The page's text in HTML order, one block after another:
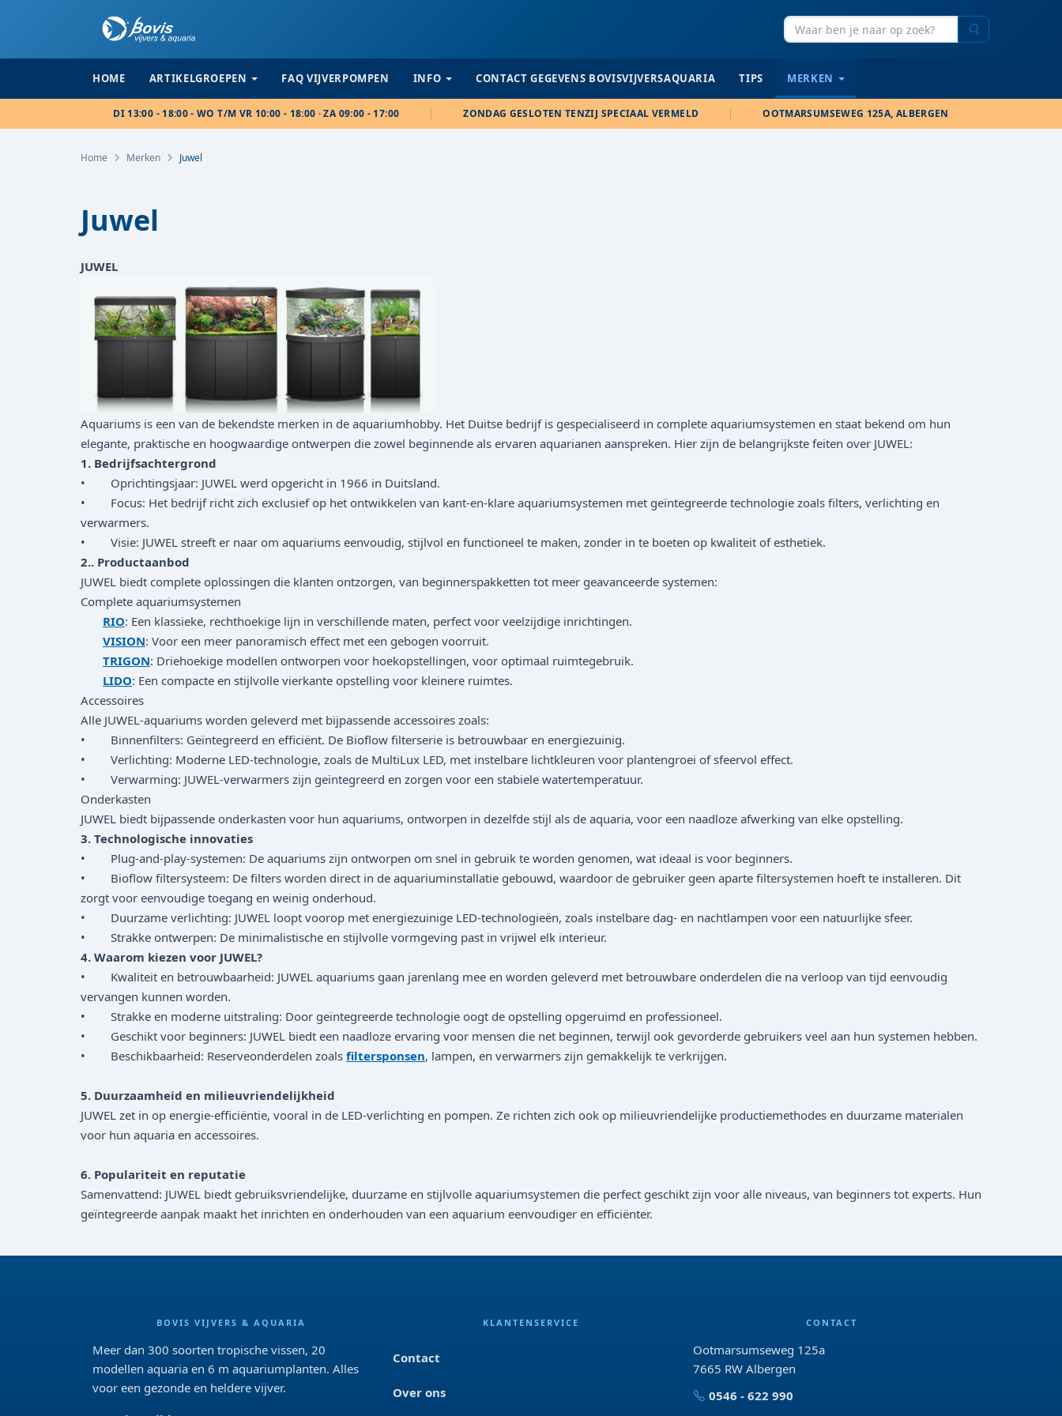
HOME ARTIKELGROEPEN FAQ VIJVERPOMPEN INFO CONTACT GEGEVENS BOVISVIJVERSAQUARIA TIPS MERKEN
DI 13:00 - 18:00 - WO T/M VR 10:00 - 18:00 · ZA 09:00 - 17:00 ZONDAG GESLOTEN TENZIJ SPECIAAL VERMELD OOTMARSUMSEWEG 125A, ALBERGEN
Home Merken Juwel
Juwel
JUWEL
Aquariums is een van de bekendste merken in de aquariumhobby. Het Duitse bedrijf is gespecialiseerd in complete aquariumsystemen en staat bekend om hun
elegante, praktische en hoogwaardige ontwerpen die zowel beginnende als ervaren aquarianen aanspreken. Hier zijn de belangrijkste feiten over JUWEL:
1. Bedrijfsachtergrond
• Oprichtingsjaar: JUWEL werd opgericht in 1966 in Duitsland.
• Focus: Het bedrijf richt zich exclusief op het ontwikkelen van kant-en-klare aquariumsystemen met geïntegreerde technologie zoals filters, verlichting en
verwarmers.
• Visie: JUWEL streeft er naar om aquariums eenvoudig, stijlvol en functioneel te maken, zonder in te boeten op kwaliteit of esthetiek.
2.. Productaanbod
JUWEL biedt complete oplossingen die klanten ontzorgen, van beginnerspakketten tot meer geavanceerde systemen:
Complete aquariumsystemen
RIO: Een klassieke, rechthoekige lijn in verschillende maten, perfect voor veelzijdige inrichtingen.
VISION: Voor een meer panoramisch effect met een gebogen voorruit.
TRIGON: Driehoekige modellen ontworpen voor hoekopstellingen, voor optimaal ruimtegebruik.
LIDO: Een compacte en stijlvolle vierkante opstelling voor kleinere ruimtes.
Accessoires
Alle JUWEL-aquariums worden geleverd met bijpassende accessoires zoals:
• Binnenfilters: Geïntegreerd en efficiënt. De Bioflow filterserie is betrouwbaar en energiezuinig.
• Verlichting: Moderne LED-technologie, zoals de MultiLux LED, met instelbare lichtkleuren voor plantengroei of sfeervol effect.
• Verwarming: JUWEL-verwarmers zijn geïntegreerd en zorgen voor een stabiele watertemperatuur.
Onderkasten
JUWEL biedt bijpassende onderkasten voor hun aquariums, ontworpen in dezelfde stijl als de aquaria, voor een naadloze afwerking van elke opstelling.
3. Technologische innovaties
• Plug-and-play-systemen: De aquariums zijn ontworpen om snel in gebruik te worden genomen, wat ideaal is voor beginners.
• Bioflow filtersysteem: De filters worden direct in de aquariuminstallatie gebouwd, waardoor de gebruiker geen aparte filtersystemen hoeft te installeren. Dit
zorgt voor eenvoudige toegang en weinig onderhoud.
• Duurzame verlichting: JUWEL loopt voorop met energiezuinige LED-technologieën, zoals instelbare dag- en nachtlampen voor een natuurlijke sfeer.
• Strakke ontwerpen: De minimalistische en stijlvolle vormgeving past in vrijwel elk interieur.
4. Waarom kiezen voor JUWEL?
• Kwaliteit en betrouwbaarheid: JUWEL aquariums gaan jarenlang mee en worden geleverd met betrouwbare onderdelen die na verloop van tijd eenvoudig
vervangen kunnen worden.
• Strakke en moderne uitstraling: Door geïntegreerde technologie oogt de opstelling opgeruimd en professioneel.
• Geschikt voor beginners: JUWEL biedt een naadloze ervaring voor mensen die net beginnen, terwijl ook gevorderde gebruikers veel aan hun systemen hebben.
• Beschikbaarheid: Reserveonderdelen zoals filtersponsen, lampen, en verwarmers zijn gemakkelijk te verkrijgen.
5. Duurzaamheid en milieuvriendelijkheid
JUWEL zet in op energie-efficiëntie, vooral in de LED-verlichting en pompen. Ze richten zich ook op milieuvriendelijke productiemethodes en duurzame materialen
voor hun aquaria en accessoires.
6. Populariteit en reputatie
Samenvattend: JUWEL biedt gebruiksvriendelijke, duurzame en stijlvolle aquariumsystemen die perfect geschikt zijn voor alle niveaus, van beginners tot experts. Hun
geïntegreerde aanpak maakt het inrichten en onderhouden van een aquarium eenvoudiger en efficiënter.
BOVIS VIJVERS & AQUARIA
Meer dan 300 soorten tropische vissen, 20
modellen aquaria en 6 m aquariumplanten. Alles
voor een gezonde en heldere vijver.
KLANTENSERVICE
Contact
Over ons
CONTACT
Ootmarsumseweg 125a
7665 RW Albergen
0546 - 622 990